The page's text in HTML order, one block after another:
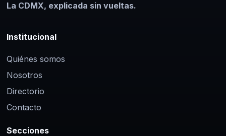
La CDMX, explicada sin vueltas.
Institucional
Quiénes somos
Nosotros
Directorio
Contacto
Secciones